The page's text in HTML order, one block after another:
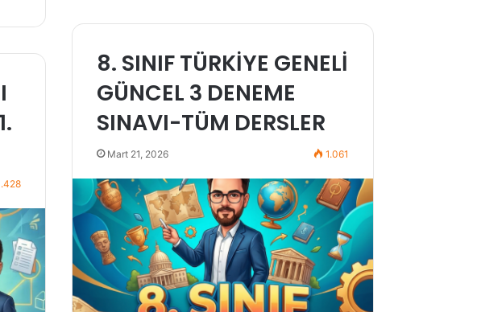
8. SINIF TÜRKİYE GENELİ
GÜNCEL 3 DENEME
SINAVI-TÜM DERSLER
Mart 21, 2026 1.061